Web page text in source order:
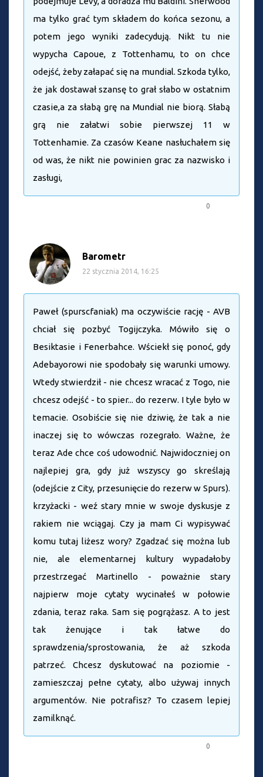
ma tylko grać tym składem do końca sezonu, a
potem jego wyniki zadecydują. Nikt tu nie
wypycha Capoue, z Tottenhamu, to on chce
odejść, żeby załapać się na mundial. Szkoda tylko,
że jak dostawał szansę to grał słabo w ostatnim
czasie,a za słabą grę na Mundial nie biorą. Słabą
grą nie załatwi sobie pierwszej 11 w
Tottenhamie. Za czasów Keane nasłuchałem się
od was, że nikt nie powinien grac za nazwisko i
zasługi,
0
Barometr
22 stycznia 2014, 16:25
Paweł (spurscfaniak) ma oczywiście rację - AVB
chciał się pozbyć Togijczyka. Mówiło się o
Besiktasie i Fenerbahce. Wściekł się ponoć, gdy
Adebayorowi nie spodobały się warunki umowy.
Wtedy stwierdził - nie chcesz wracać z Togo, nie
chcesz odejść - to spier... do rezerw. I tyle było w
temacie. Osobiście się nie dziwię, że tak a nie
inaczej się to wówczas rozegrało. Ważne, że
teraz Ade chce coś udowodnić. Najwidoczniej on
najlepiej gra, gdy już wszyscy go skreślają
(odejście z City, przesunięcie do rezerw w Spurs).
krzyżacki - weź stary mnie w swoje dyskusje z
rakiem nie wciągaj. Czy ja mam Ci wypisywać
komu tutaj liżesz wory? Zgadzać się można lub
nie, ale elementarnej kultury wypadałoby
przestrzegać Martinello - poważnie stary
najpierw moje cytaty wycinałeś w połowie
zdania, teraz raka. Sam się pogrążasz. A to jest
tak żenujące i tak łatwe do
sprawdzenia/sprostowania, że aż szkoda
patrzeć. Chcesz dyskutować na poziomie -
zamieszczaj pełne cytaty, albo używaj innych
argumentów. Nie potrafisz? To czasem lepiej
zamilknąć.
0